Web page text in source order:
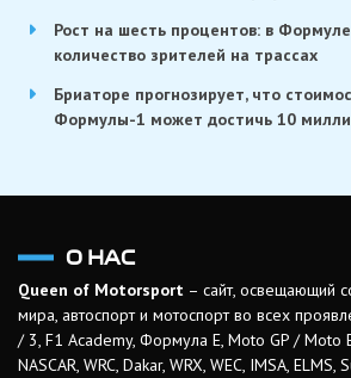
Рост на шесть процентов: в
количество зрителей на трассах
Бриаторе прогнозирует, что
Формулы-1 может достичь 10
О НАС
Queen of Motorsport – сайт, освещающий
мира, автоспорт и мотоспорт во всех
/ 3, F1 Academy, Формула Е, Moto GP / Moto
NASCAR, WRC, Dakar, WRX, WEC, IMSA,